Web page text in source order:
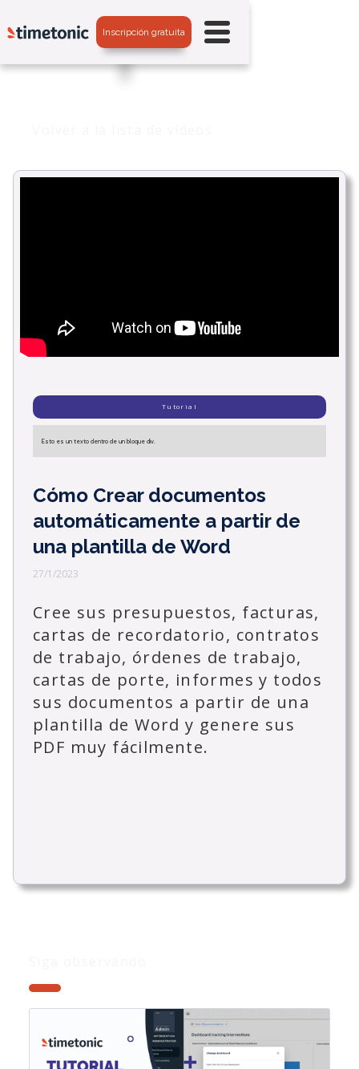
Inscripción gratuita
Tutorial
Esto es un texto dentro de un bloque div.
Cómo Crear documentos
automáticamente a partir de
una plantilla de Word
27/1/2023
Cree sus presupuestos, facturas,
cartas de recordatorio, contratos
de trabajo, órdenes de trabajo,
cartas de porte, informes y todos
sus documentos a partir de una
plantilla de Word y genere sus
PDF muy fácilmente.